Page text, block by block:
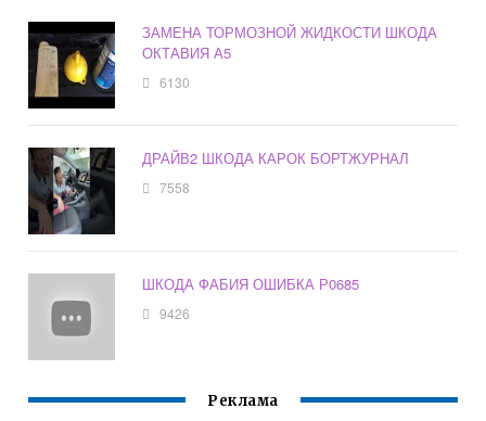
ЗАМЕНА ТОРМОЗНОЙ ЖИДКОСТИ ШКОДА
ОКТАВИЯ А5
6130
ДРАЙВ2 ШКОДА КАРОК БОРТЖУРНАЛ
7558
ШКОДА ФАБИЯ ОШИБКА Р0685
9426
Реклама